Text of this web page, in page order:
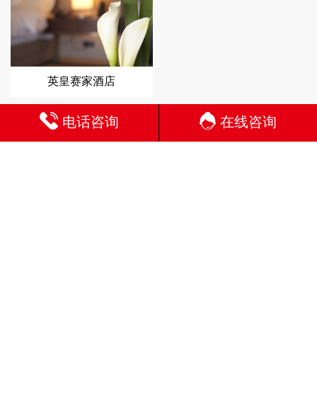
英皇赛家酒店
电话咨询 在线咨询